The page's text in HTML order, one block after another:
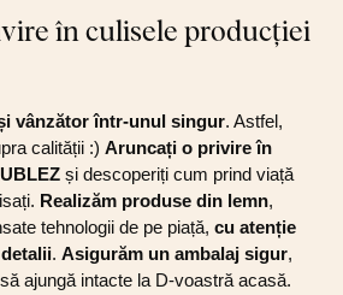
în culisele producției
vânzător într-unul singur. Astfel,
calității :) Aruncați o privire în
și descoperiți cum prind viață
Realizăm produse din lemn,
tehnologii de pe piață, cu atenție
. Asigurăm un ambalaj sigur,
ajungă intacte la D-voastră acasă.